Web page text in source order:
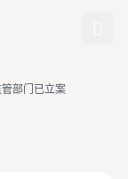
部门已立案